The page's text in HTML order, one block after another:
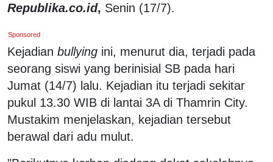
Republika.co.id, Senin (17/7).
Sponsored
Kejadian bullying ini, menurut dia, terjadi pada
seorang siswi yang berinisial SB pada hari
Jumat (14/7) lalu. Kejadian itu terjadi sekitar
pukul 13.30 WIB di lantai 3A di Thamrin City.
Mustakim menjelaskan, kejadian tersebut
berawal dari adu mulut.